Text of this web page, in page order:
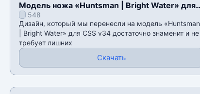
Модель ножа «Huntsman | Bright Water» для
CSS v34
548
Дизайн, который мы перенесли на модель «Huntsman
| Bright Water» для CSS v34 достаточно знаменит и не
требует лишних
Скачать